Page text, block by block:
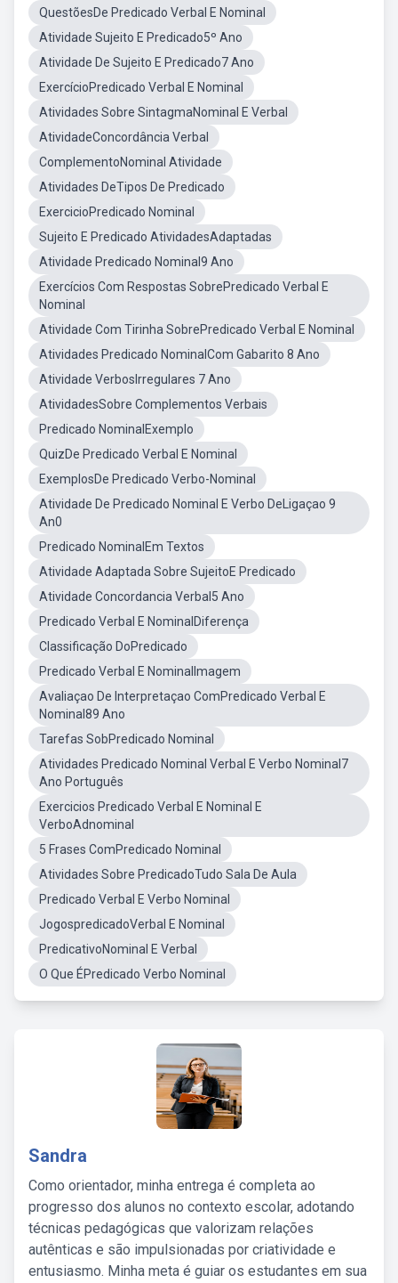
QuestõesDe Predicado Verbal E Nominal
Atividade Sujeito E Predicado5º Ano
Atividade De Sujeito E Predicado7 Ano
ExercícioPredicado Verbal E Nominal
Atividades Sobre SintagmaNominal E Verbal
AtividadeConcordância Verbal
ComplementoNominal Atividade
Atividades DeTipos De Predicado
ExercicioPredicado Nominal
Sujeito E Predicado AtividadesAdaptadas
Atividade Predicado Nominal9 Ano
Exercícios Com Respostas SobrePredicado Verbal E
Nominal
Atividade Com Tirinha SobrePredicado Verbal E Nominal
Atividades Predicado NominalCom Gabarito 8 Ano
Atividade VerbosIrregulares 7 Ano
AtividadesSobre Complementos Verbais
Predicado NominalExemplo
QuizDe Predicado Verbal E Nominal
ExemplosDe Predicado Verbo-Nominal
Atividade De Predicado Nominal E Verbo DeLigaçao 9
An0
Predicado NominalEm Textos
Atividade Adaptada Sobre SujeitoE Predicado
Atividade Concordancia Verbal5 Ano
Predicado Verbal E NominalDiferença
Classificação DoPredicado
Predicado Verbal E NominalImagem
Avaliaçao De Interpretaçao ComPredicado Verbal E
Nominal89 Ano
Tarefas SobPredicado Nominal
Atividades Predicado Nominal Verbal E Verbo Nominal7
Ano Português
Exercicios Predicado Verbal E Nominal E
VerboAdnominal
5 Frases ComPredicado Nominal
Atividades Sobre PredicadoTudo Sala De Aula
Predicado Verbal E Verbo Nominal
JogospredicadoVerbal E Nominal
PredicativoNominal E Verbal
O Que ÉPredicado Verbo Nominal
Sandra
Como orientador, minha entrega é completa ao
progresso dos alunos no contexto escolar, adotando
técnicas pedagógicas que valorizam relações
autênticas e são impulsionadas por criatividade e
entusiasmo. Minha meta é guiar os estudantes em sua